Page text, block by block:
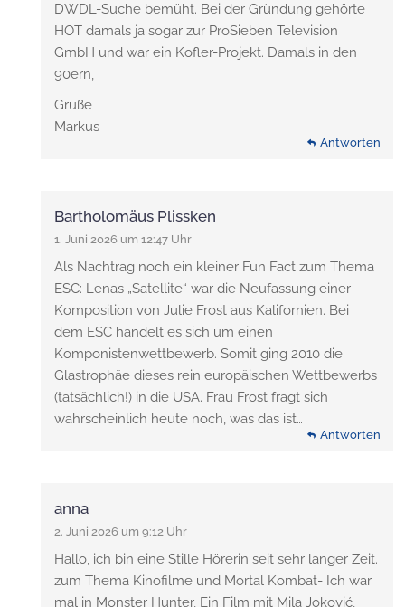
DWDL-Suche bemüht. Bei der Gründung gehörte
HOT damals ja sogar zur ProSieben Television
GmbH und war ein Kofler-Projekt. Damals in den
90ern,
Grüße
Markus
Antworten
Bartholomäus Plissken
1. Juni 2026 um 12:47 Uhr
Als Nachtrag noch ein kleiner Fun Fact zum Thema
ESC: Lenas „Satellite“ war die Neufassung einer
Komposition von Julie Frost aus Kalifornien. Bei
dem ESC handelt es sich um einen
Komponistenwettbewerb. Somit ging 2010 die
Glastrophäe dieses rein europäischen Wettbewerbs
(tatsächlich!) in die USA. Frau Frost fragt sich
wahrscheinlich heute noch, was das ist…
Antworten
anna
2. Juni 2026 um 9:12 Uhr
Hallo, ich bin eine Stille Hörerin seit sehr langer Zeit.
zum Thema Kinofilme und Mortal Kombat- Ich war
mal in Monster Hunter, Ein Film mit Mila Joković,